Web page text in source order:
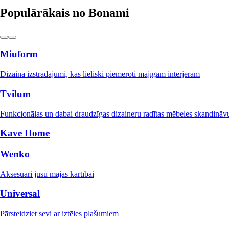
Populārākais no Bonami
Miuform
Dizaina izstrādājumi, kas lieliski piemēroti mājīgam interjeram
Tvilum
Funkcionālas un dabai draudzīgas dizaineru radītas mēbeles
Kave Home
Wenko
Aksesuāri jūsu mājas kārtībai
Universal
Pārsteidziet sevi ar iztēles plašumiem